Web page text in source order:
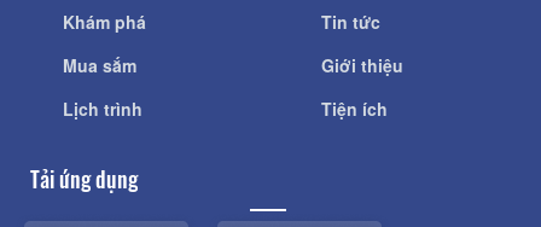
Khám phá
Mua sắm
Lịch trình
Tin tức
Giới thiệu
Tiện ích
Tải ứng dụng